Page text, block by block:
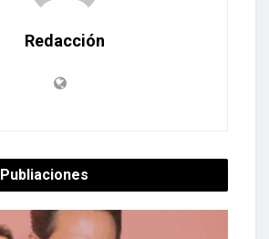
Redacción
Publiaciones